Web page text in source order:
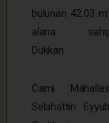
bulunan 42.03
alana
Dükkan
Cami
Selahattin